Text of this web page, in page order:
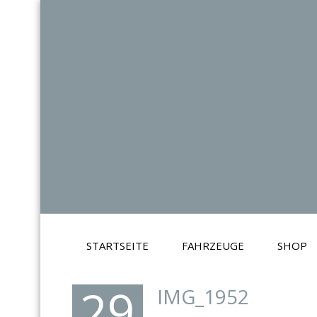
STARTSEITE FAHRZEUGE SHOP
IMG_1952